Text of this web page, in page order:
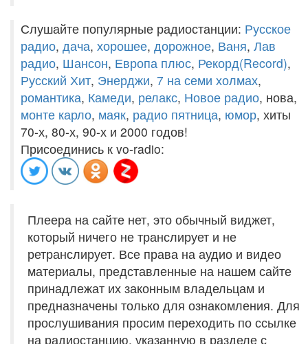
Слушайте популярные радиостанции: Русское
радио, дача, хорошее, дорожное, Ваня, Лав
радио, Шансон, Европа плюс, Рекорд(Record),
Русский Хит, Энерджи, 7 на семи холмах,
романтика, Камеди, релакс, Новое радио, нова,
монте карло, маяк, радио пятница, юмор, хиты
70-х, 80-х, 90-х и 2000 годов!
Присоединись к vo-radio:
Плеера на сайте нет, это обычный виджет,
который ничего не транслирует и не
ретранслирует. Все права на аудио и видео
материалы, представленные на нашем сайте
принадлежат их законным владельцам и
предназначены только для ознакомления. Для
прослушивания просим переходить по ссылке
на радиостанцию, указанную в разделе с